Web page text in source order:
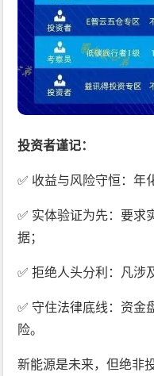
投资者谨记：
✅ 收益与风险守恒：年
✅ 实体验证为先：要求
据；
✅ 拒绝人头分利：凡涉
✅ 守住法律底线：资金
险。
新能源是未来，但绝非